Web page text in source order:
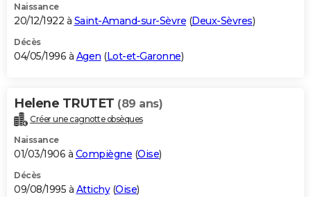
Naissance
20/12/1922 à Saint-Amand-sur-Sèvre (Deux-Sèvres)
Décès
04/05/1996 à Agen (Lot-et-Garonne)
Helene TRUTET (89 ans)
Créer une cagnotte obsèques
Naissance
01/03/1906 à Compiègne (Oise)
Décès
09/08/1995 à Attichy(Oise)